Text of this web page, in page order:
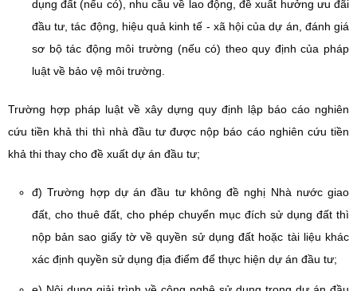
dụng đất (nếu có), nhu cầu về lao động, đề xuất hưởng ưu đãi
đầu tư, tác động, hiệu quả kinh tế - xã hội của dự án, đánh giá
sơ bộ tác động môi trường (nếu có) theo quy định của pháp
luật về bảo vệ môi trường.
Trường hợp pháp luật về xây dựng quy định lập báo cáo nghiên
cứu tiền khả thi thì nhà đầu tư được nộp báo cáo nghiên cứu tiền
khả thi thay cho đề xuất dự án đầu tư;
đ) Trường hợp dự án đầu tư không đề nghị Nhà nước giao
đất, cho thuê đất, cho phép chuyển mục đích sử dụng đất thì
nộp bản sao giấy tờ về quyền sử dụng đất hoặc tài liệu khác
xác định quyền sử dụng địa điểm để thực hiện dự án đầu tư;